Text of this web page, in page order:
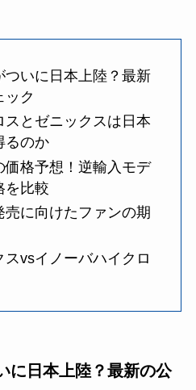
ついに日本上陸？最新
ック
スとゼニックスは日本
るのか
価格予想！逆輸入モデ
を比較
売に向けたファンの期
スvsイノーバハイクロ
に日本上陸？最新の公